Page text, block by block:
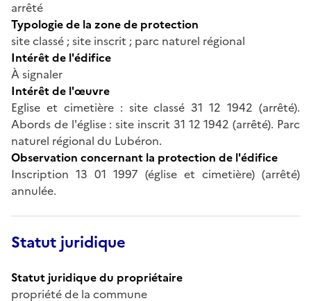
arrêté
Typologie de la zone de protection
site classé ; site inscrit ; parc naturel régional
Intérêt de l'édifice
À signaler
Intérêt de l'œuvre
Eglise et cimetière : site classé 31 12 1942 (arrêté).
Abords de l'église : site inscrit 31 12 1942 (arrêté). Parc
naturel régional du Lubéron.
Observation concernant la protection de l'édifice
Inscription 13 01 1997 (église et cimetière) (arrêté)
annulée.
Statut juridique
Statut juridique du propriétaire
propriété de la commune